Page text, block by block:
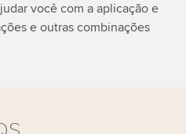
você com a aplicação e
e outras combinações